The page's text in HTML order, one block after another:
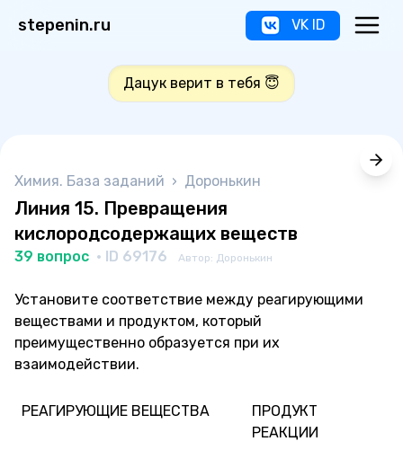
stepenin.ru VK ID
Дацук верит в тебя 😇
Химия. База заданий › Доронькин
Линия 15. Превращения
кислородсодержащих веществ
39 вопрос · ID 69176 Автор: Доронькин
Установите соответствие между реагирующими
веществами и продуктом, который
преимущественно образуется при их
взаимодействии.
РЕАГИРУЮЩИЕ ВЕЩЕСТВА
ПРОДУКТ
РЕАКЦИИ